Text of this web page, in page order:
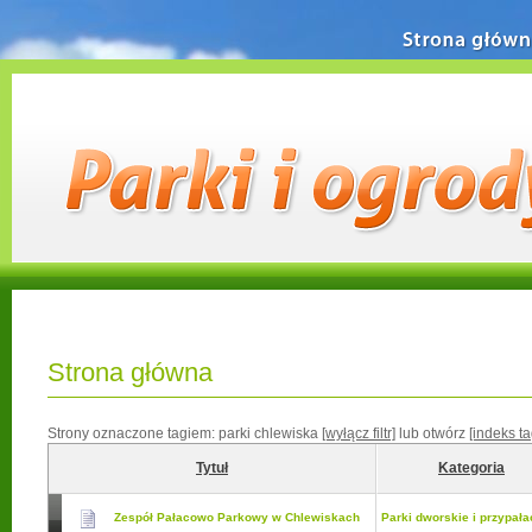
Strona główna
Strony oznaczone tagiem: parki chlewiska [wyłącz filtr] lub otwórz [indeks
Tytuł Kategoria
Zespół Pałacowo Parkowy w Chlewiskach Parki dworskie i
Strona główna